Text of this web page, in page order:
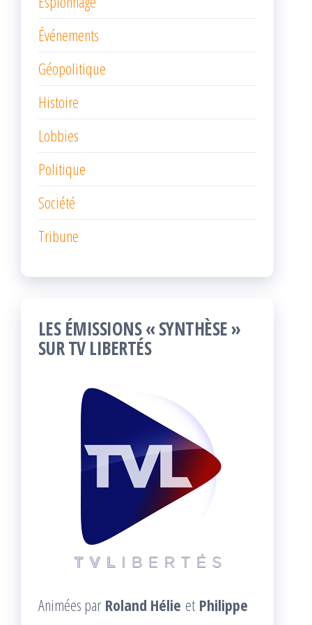
Événements
Géopolitique
Histoire
Lobbies
Politique
Société
Tribune
LES ÉMISSIONS « SYNTHÈSE »
SUR TV LIBERTÉS
Animées par Roland Hélie et Philippe